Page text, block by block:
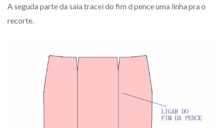
A seguda parte da saia tracei do fim d pence uma linha pra o
recorte.